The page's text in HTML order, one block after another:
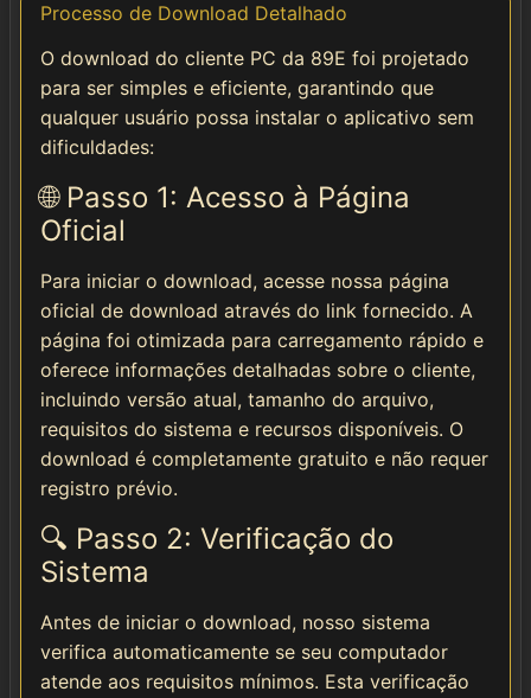
📘 Facebook
Processo de Download Detalhado
O download do cliente PC da 89E foi projetado
para ser simples e eficiente, garantindo que
qualquer usuário possa instalar o aplicativo sem
dificuldades:
🌐 Passo 1: Acesso à Página
Oficial
Para iniciar o download, acesse nossa página
oficial de download através do link fornecido. A
página foi otimizada para carregamento rápido e
oferece informações detalhadas sobre o cliente,
incluindo versão atual, tamanho do arquivo,
requisitos do sistema e recursos disponíveis. O
download é completamente gratuito e não requer
registro prévio.
🔍 Passo 2: Verificação do
Sistema
Antes de iniciar o download, nosso sistema
verifica automaticamente se seu computador
atende aos requisitos mínimos. Esta verificação